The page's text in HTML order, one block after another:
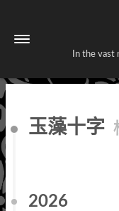
In the vast
关于
玉藻十字
2026